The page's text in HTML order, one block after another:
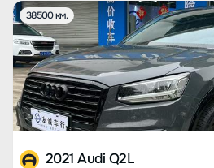
38500 км.
2021 Audi Q2L